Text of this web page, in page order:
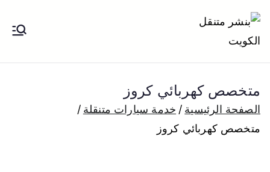
المحتوى
الكويت
بنشر متنقل الكويت كهرباء وبنشر تبديل
بارخص الاسعار
متخصص كهربائي كروز
الصفحة الرئيسية
خدمة سيارات متنقلة
متخصص كهربائي كروز